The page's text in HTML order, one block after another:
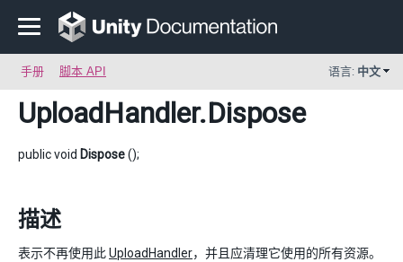
手册 脚本 API 语言: 中文
UploadHandler.Dispose
public void Dispose();
描述
表示不再使用此UploadHandler，并且应清理它使用的所有资源。